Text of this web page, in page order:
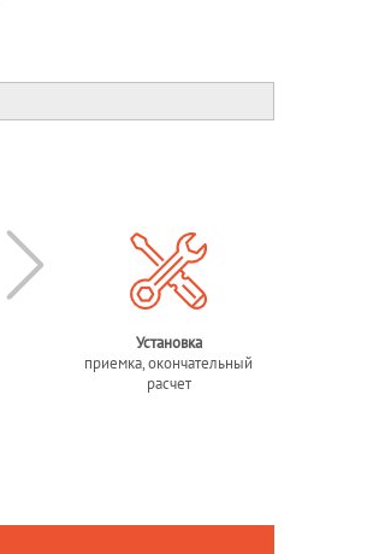
Установка
приемка, окончательный
расчет